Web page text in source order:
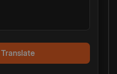
Translate